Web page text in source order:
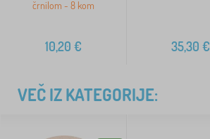
črnilom - 8 kom
10,20 € 35,30 €
VEČ IZ KATEGORIJE: